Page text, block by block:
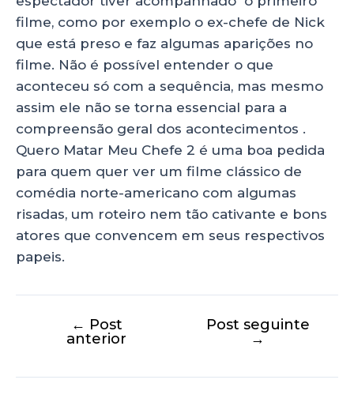
filme, como por exemplo o ex-chefe de Nick
que está preso e faz algumas aparições no
filme. Não é possível entender o que
aconteceu só com a sequência, mas mesmo
assim ele não se torna essencial para a
compreensão geral dos acontecimentos .
Quero Matar Meu Chefe 2 é uma boa pedida
para quem quer ver um filme clássico de
comédia norte-americano com algumas
risadas, um roteiro nem tão cativante e bons
atores que convencem em seus respectivos
papeis.
← Post
anterior
Post seguinte
→